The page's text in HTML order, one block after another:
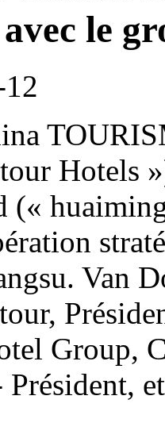
le
Hotels
(«
Van
Group,